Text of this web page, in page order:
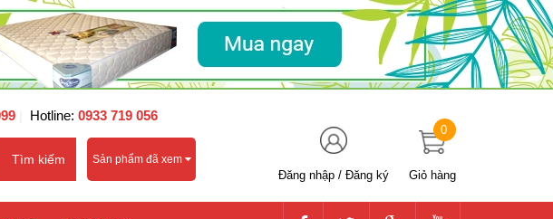
| Hotline: 0933 719 056
Sản phẩm đã xem
Đăng nhập / Đăng ký Giỏ hàng
0